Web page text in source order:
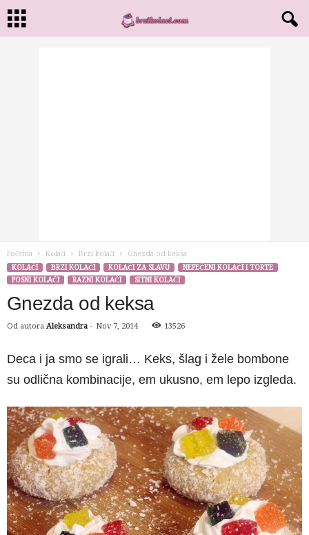
Početna Kolači Brzi kolači
Gnezda od keksa
KOLAČI
BRZI KOLAČI KOLAČI ZA SLAVU
NEPEČENI KOLAČI I TORTE
POSNI KOLAČI
RAZNI KOLAČI SITNI KOLAČI
Gnezda od keksa
Od autora Aleksandra - Nov 7, 2014 13526
Deca i ja smo se igrali… Keks, šlag i žele bombone
su odlična kombinacije, em ukusno, em lepo izgleda.